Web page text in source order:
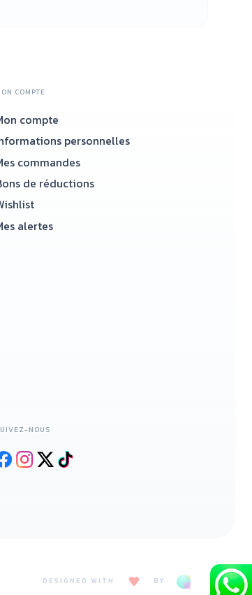
Accueil
COMPTE
compte
personnelles
commandes
de réductions
alertes
NOUS
DESIGNED WITH BY